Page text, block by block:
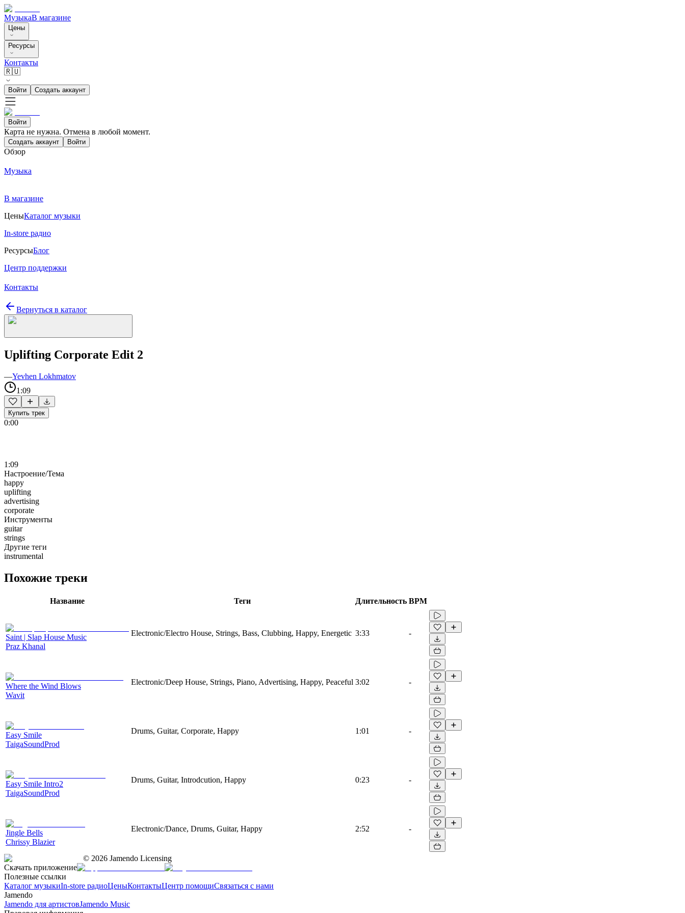
МузыкаВ магазине
Цены
Ресурсы
Контакты
🇷🇺
Войти Создать аккаунт
Войти
Карта не нужна. Отмена в любой момент.
Создать аккаунт Войти
Обзор
Музыка
В магазине
ЦеныКаталог музыки
In-store радио
РесурсыБлог
Центр поддержки
Контакты
Вернуться в каталог
Uplifting Corporate Edit 2
—Yevhen Lokhmatov
1:09
Купить трек
0:00
1:09
Настроение/Тема
happy
uplifting
advertising
corporate
Инструменты
guitar
strings
Другие теги
instrumental
Похожие треки
Название Теги Длительность BPM
Saint | Slap House Music
Praz Khanal
Electronic/Electro House, Strings, Bass, Clubbing, Happy, Energetic 3:33 -
Where the Wind Blows
Wavit
Electronic/Deep House, Strings, Piano, Advertising, Happy, Peaceful 3:02 -
Easy Smile
TaigaSoundProd
Drums, Guitar, Corporate, Happy 1:01 -
Easy Smile Intro2
TaigaSoundProd
Drums, Guitar, Introdcution, Happy 0:23 -
Jingle Bells
Chrissy Blazier
Electronic/Dance, Drums, Guitar, Happy 2:52 -
© 2026 Jamendo Licensing
Скачать приложение
Полезные ссылки
Каталог музыкиIn-store радиоЦеныКонтактыЦентр помощиСвязаться с нами
Jamendo
Jamendo для артистовJamendo Music